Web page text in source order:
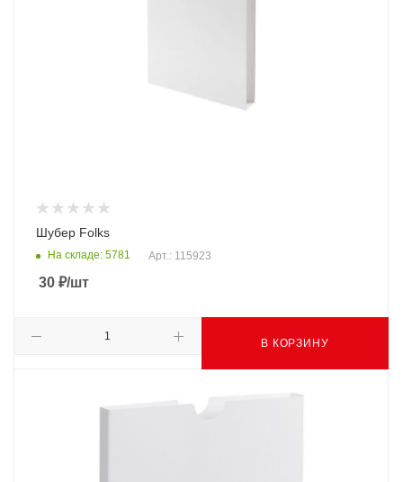
Шубер Folks
На складе: 5781 Арт.: 115923
30 ₽/шт
В КОРЗИНУ